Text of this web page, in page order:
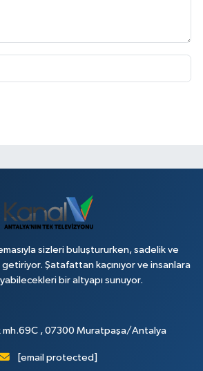
sizleri buluştururken, sadelik ve
Şatafattan kaçınıyor ve insanlara
bir altyapı sunuyor.
mh.69C , 07300 Muratpaşa/Antalya
[email protected]